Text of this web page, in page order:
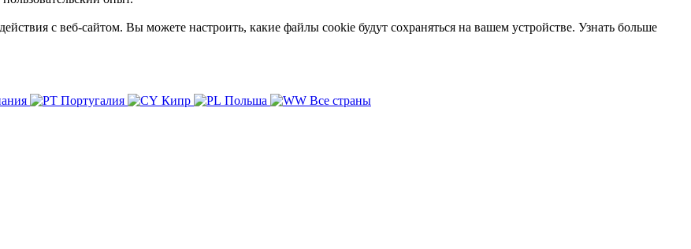
с веб-сайтом. Вы можете настроить, какие файлы cookie будут сохраняться на вашем устройстве. Узнать больше
Португалия Кипр Польша Все страны